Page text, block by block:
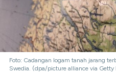
Foto: Cadangan logam tanah jarang
Swedia. (dpa/picture alliance via